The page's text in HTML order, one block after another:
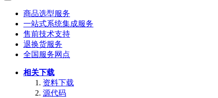
商品选型服务
一站式系统集成服务
售前技术支持
退换货服务
全国服务网点
相关下载
资料下载
源代码